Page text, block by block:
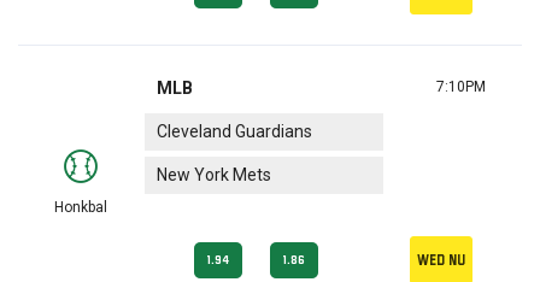
Honkbal
MLB
Cleveland Guardians
New York Mets
7:10PM
1.94 1.86 Wed nu